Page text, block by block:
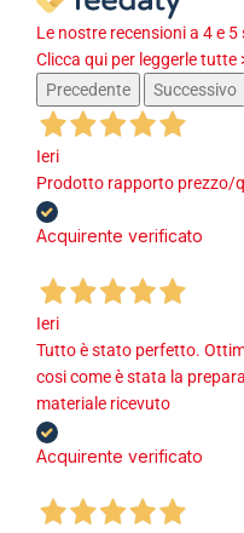
Le nostre recensioni a 4 e 5
Clicca qui per leggerle tutte
Precedente
Successivo
Ieri
Prodotto rapporto prezzo/
Acquirente verificato
Ieri
Tutto è stato perfetto.
cosi come è stata la
materiale ricevuto
Acquirente verificato